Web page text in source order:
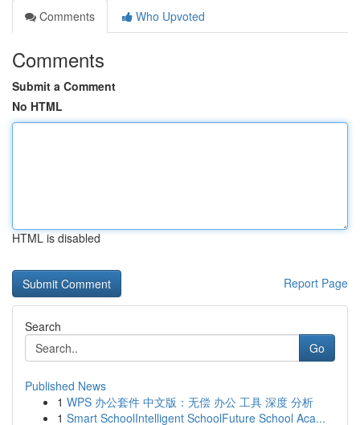
Comments
Who Upvoted
Comments
Submit a Comment
No HTML
HTML is disabled
Report Page
Search
Go
Published News
1 WPS 办公套件 中文版：无偿 办公 工具 深度 分析
1 Smart SchoolIntelligent SchoolFuture School Aca...